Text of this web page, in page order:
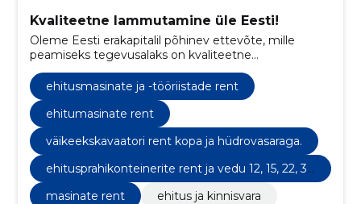
Kvaliteetne lammutamine üle Eesti!
Oleme Eesti erakapitalil põhinev ettevõte, mille
peamiseks tegevusalaks on kvaliteetne
lammutamine, ehitusprahi vedu, masinate rent ja
maastikukujundus.
ehitusmasinate ja -tööriistade rent
ehitumasinate rent
väikeekskavaatori rent kopa ja hüdrovasaraga.
ehitusprahikonteinerite rent ja vedu 12, 15, 22, 30
masinate rent
ehitus ja kinnisvara